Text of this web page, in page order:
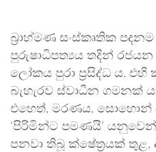
බ්‍රාහ්මණ සංස්කෘතික
පුරුෂාධිපත්‍යය තදින්
ලෝකය පුරා ප්‍රසිද්ධ ය.
බැහැරව ස්වාධීන ගමනක්
එහෙත්, මරණය, සොහොන්
‘පිරිමින්ට පමණයි’
පනවා තිබූ ක්ෂේත්‍රයක් තුළ,